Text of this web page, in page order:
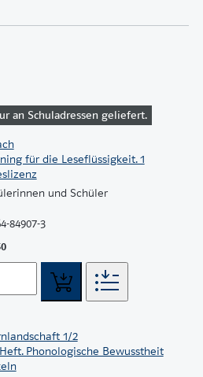
für die Leseflüssigkeit. 1
an Schuladressen geliefert.
und Schüler
84907-3
1/2
Phonologische Bewusstheit